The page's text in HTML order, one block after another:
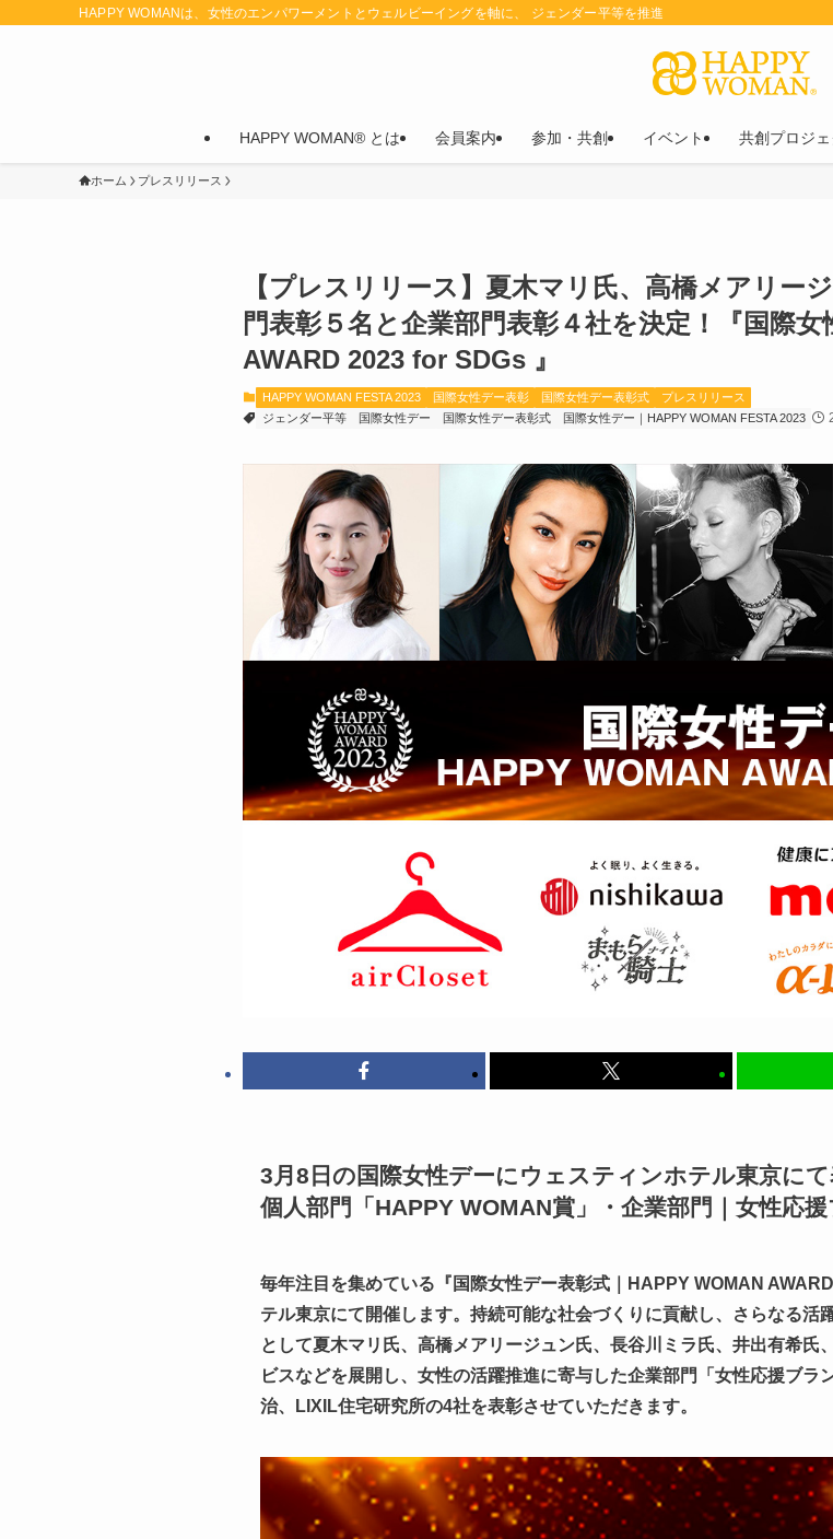
HAPPY WOMANは、女性のエンパワーメントとウェルビーイングを軸に、 ジェンダー平等を推進
HAPPY WOMAN® とは 会員案内 参加・共創 イベント 共創プロジェ
ホーム プレスリリース
【プレスリリース】夏木マリ氏、高橋メアリー
門表彰５名と企業部門表彰４社を決定！『国際
AWARD 2023 for SDGs 』
HAPPY WOMAN FESTA 2023 国際女性デー表彰 国際女性デー表彰式
プレスリリース
ジェンダー平等
国際女性デー 国際女性デー表彰式 国際女性デー｜HAPPY WOMAN FESTA 2023
3月8日の国際女性デーにウェスティンホテル東京にて
個人部門「HAPPY WOMAN賞」・企業部門｜女性応
毎年注目を集めている『国際女性デー表彰式｜HAPPY WOMAN
テル東京にて開催します。持続可能な社会づくりに貢献し、さらなる活
として夏木マリ氏、高橋メアリージュン氏、長谷川ミラ氏、井出有希氏
ビスなどを展開し、女性の活躍推進に寄与した企業部門「女性応援ブラ
治、LIXIL住宅研究所の4社を表彰させていただきます。